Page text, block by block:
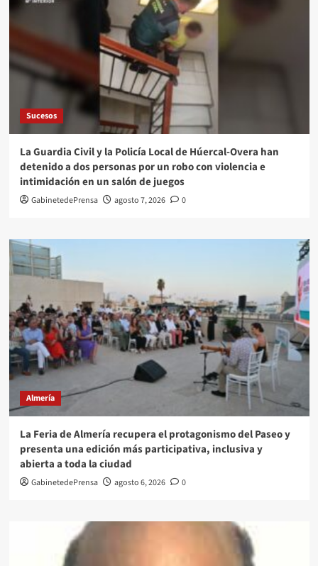
Sucesos
La Guardia Civil y la Policía Local de Húercal-Overa han
detenido a dos personas por un robo con violencia e
intimidación en un salón de juegos
GabinetedePrensa agosto 7, 2026 0
Almería
La Feria de Almería recupera el protagonismo del Paseo y
presenta una edición más participativa, inclusiva y
abierta a toda la ciudad
GabinetedePrensa agosto 6, 2026 0